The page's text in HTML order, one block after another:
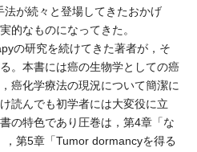
が続々と登場してきたおかげ
的なものになってきた。
の研究を続けてきた著者が，そ
。本書には癌の生物学としての癌
癌化学療法の現況について簡潔に
読んでも初学者には大変役に立
の特色であり圧巻は，第4章「な
第5章「Tumor dormancyを得る